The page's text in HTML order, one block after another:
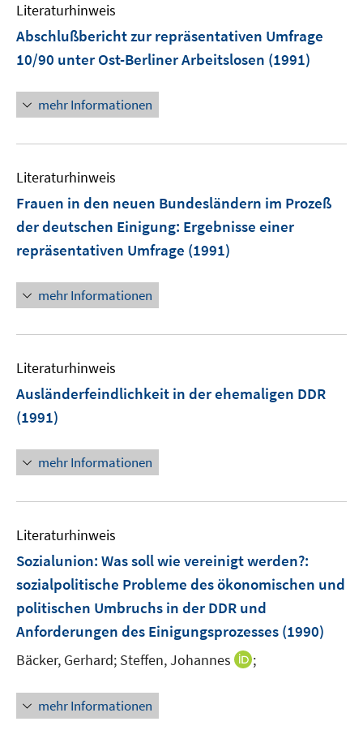
Literaturhinweis
Abschlußbericht zur repräsentativen Umfrage
10/90 unter Ost-Berliner Arbeitslosen (1991)
mehr Informationen
Literaturhinweis
Frauen in den neuen Bundesländern im Prozeß
der deutschen Einigung: Ergebnisse einer
repräsentativen Umfrage (1991)
mehr Informationen
Literaturhinweis
Ausländerfeindlichkeit in der ehemaligen DDR
(1991)
mehr Informationen
Literaturhinweis
Sozialunion: Was soll wie vereinigt werden?:
sozialpolitische Probleme des ökonomischen und
politischen Umbruchs in der DDR und
Anforderungen des Einigungsprozesses (1990)
Bäcker, Gerhard; Steffen, Johannes
I;
mehr Informationen